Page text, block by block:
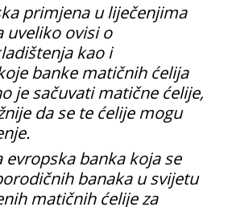
primjena u liječenjima
uveliko ovisi o
kao i
banke matičnih ćelija
je sačuvati matične ćelije,
da se te ćelije mogu
evropska banka koja se
banaka u svijetu
matičnih ćelije za